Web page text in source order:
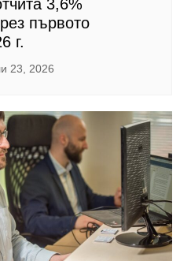
3,6%
първото
г.
23, 2026